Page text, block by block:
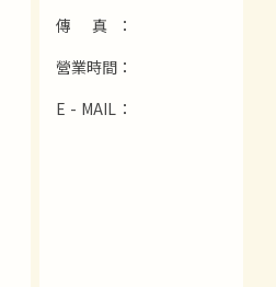
傳 真：
營業時間：
E - MAIL：